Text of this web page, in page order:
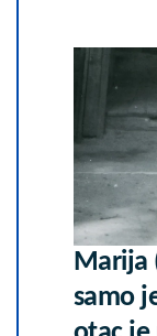
Marija
samo